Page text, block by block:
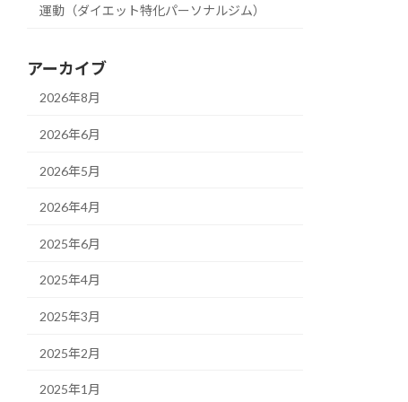
運動（ダイエット特化パーソナルジム）
アーカイブ
2026年8月
2026年6月
2026年5月
2026年4月
2025年6月
2025年4月
2025年3月
2025年2月
2025年1月